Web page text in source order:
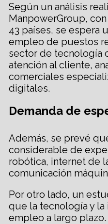
Según un análisis
ManpowerGroup,
43 países, se espera
empleo de puestos
sector de tecnología
atención al cliente,
comerciales
digitales.
Demanda de
Además, se prevé
considerable de
robótica, internet de
comunicación
Por otro lado, un
que la tecnología y la
empleo a largo plazo.